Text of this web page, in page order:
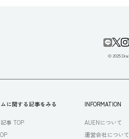
© 2025
に関する記事をみる
事 TOP
INFORMATION
AUENについて
運営会社について